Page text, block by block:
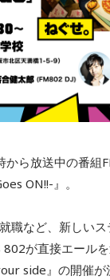
ら放送中の番組
ON!!-』。
職など、新しい
802が直接エール
side』の開催が